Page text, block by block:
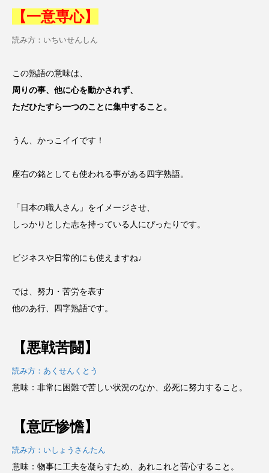
【一意専心】
読み方：いちいせんしん
この熟語の意味は、
周りの事、他に心を動かされず、
ただひたすら一つのことに集中すること。
うん、かっこイイです！
座右の銘としても使われる事がある四字熟語。
「日本の職人さん」をイメージさせ、
しっかりとした志を持っている人にぴったりです。
ビジネスや日常的にも使えますね♩
では、努力・苦労を表す
他のあ行、四字熟語です。
【悪戦苦闘】
読み方：あくせんくとう
意味：非常に困難で苦しい状況のなか、必死に努力すること。
【意匠惨憺】
読み方：いしょうさんたん
意味：物事に工夫を凝らすため、あれこれと苦心すること。